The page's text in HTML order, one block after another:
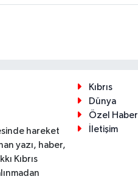
hareket
yazı, haber,
Kıbrıs
Kıbrıs
Dünya
Özel Haber
İletişim